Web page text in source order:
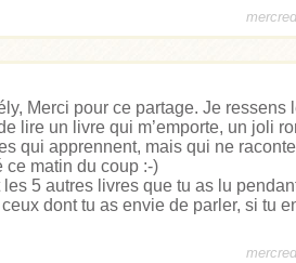
Merci pour ce partage. Je ressens
lire un livre qui m’emporte, un joli
qui apprennent, mais qui ne
ce matin du coup :-)
5 autres livres que tu as lu
dont tu as envie de parler, si tu